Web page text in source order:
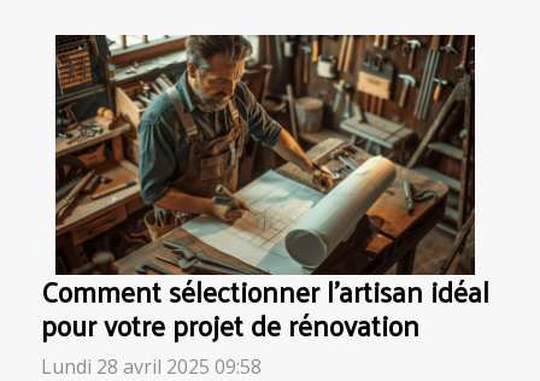
Comment sélectionner l'artisan idéal
pour votre projet de rénovation
Lundi 28 avril 2025 09:58